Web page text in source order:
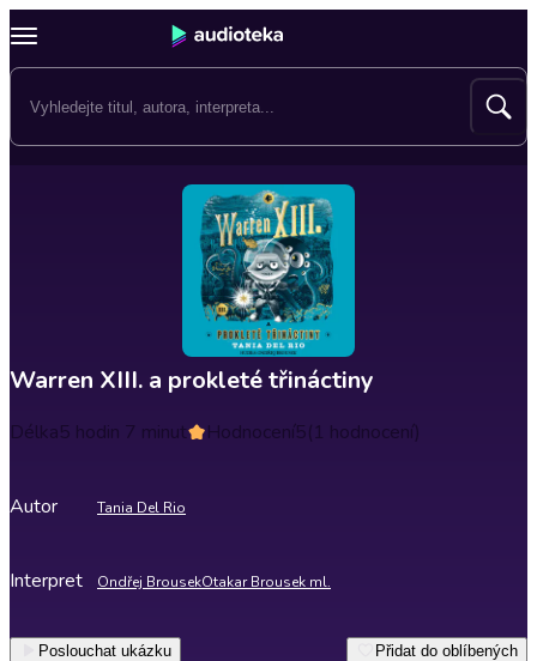
Warren XIII. a prokleté třináctiny
Délka5 hodin 7 minut Hodnocení5(1 hodnocení)
Autor Tania Del Rio
Interpret Ondřej BrousekOtakar Brousek ml.
Poslouchat ukázku Přidat do oblíbených